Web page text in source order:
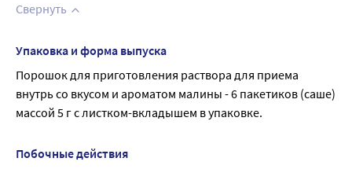
Свернуть
Упаковка и форма выпуска
Порошок для приготовления раствора для приема
внутрь со вкусом и ароматом малины - 6 пакетиков (саше)
массой 5 г с листком-вкладышем в упаковке.
Побочные действия